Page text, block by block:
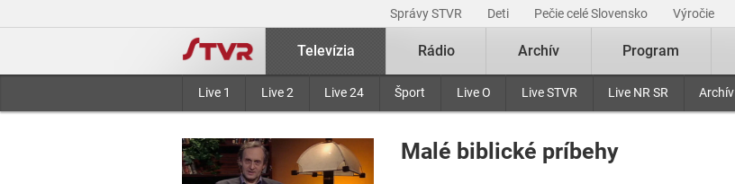
Správy STVR Deti Pečie celé Slovensko Výročie
Televízia
Live 1 Live 2 Live 24 Šport Live O Live STVR Live NR SR Archív
Rádio Archív Program
Malé biblické príbehy